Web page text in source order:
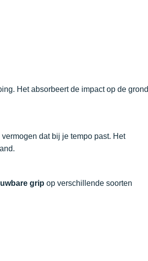
Het absorbeert de impact op de grond
vermogen dat bij je tempo past. Het
grip op verschillende soorten